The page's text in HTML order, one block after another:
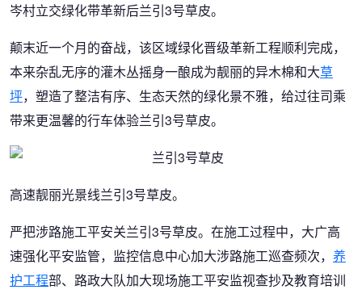
岑村立交绿化带革新后兰引3号草皮。
颠末近一个月的奋战，该区域绿化晋级革新工程顺利完成，
本来杂乱无序的灌木丛摇身一酿成为靓丽的异木棉和大草
坪，塑造了整洁有序、生态天然的绿化景不雅，给过往司乘
带来更温馨的行车体验兰引3号草皮。
高速靓丽光景线兰引3号草皮。
严把涉路施工平安关兰引3号草皮。在施工过程中，大广高
速强化平安监管，监控信息中心加大涉路施工巡查频次， 养
护工程部、路政大队加大现场施工平安监视查抄及教育培训